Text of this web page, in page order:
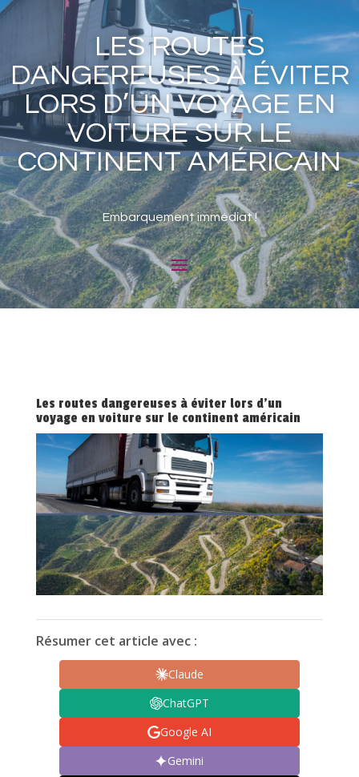
LES ROUTES
DANGEREUSES À ÉVITER
LORS D’UN VOYAGE EN
VOITURE SUR LE
CONTINENT AMÉRICAIN
Embarquement immédiat !
Les routes dangereuses à éviter lors d’un
voyage en voiture sur le continent américain
Résumer cet article avec :
Claude
ChatGPT
Google AI
Gemini